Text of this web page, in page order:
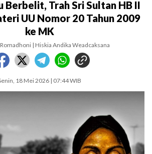
Berbelit, Trah Sri Sultan HB II
UU Nomor 20 Tahun 2009
ke MK
| Hiskia Andika Weadcaksana
18 Mei 2026 | 07:44 WIB